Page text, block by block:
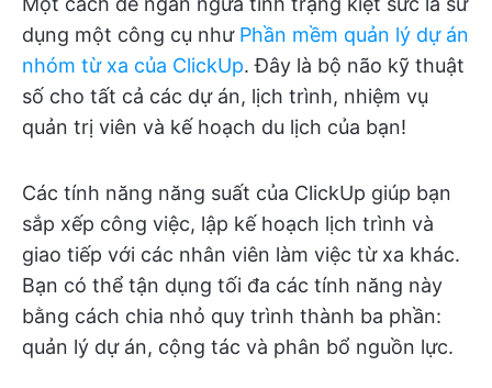
dụng một công cụ như Phần mềm quản lý dự án
nhóm từ xa của ClickUp. Đây là bộ não kỹ thuật
số cho tất cả các dự án, lịch trình, nhiệm vụ
quản trị viên và kế hoạch du lịch của bạn!
Các tính năng năng suất của ClickUp giúp bạn
sắp xếp công việc, lập kế hoạch lịch trình và
giao tiếp với các nhân viên làm việc từ xa khác.
Bạn có thể tận dụng tối đa các tính năng này
bằng cách chia nhỏ quy trình thành ba phần:
quản lý dự án, cộng tác và phân bổ nguồn lực.